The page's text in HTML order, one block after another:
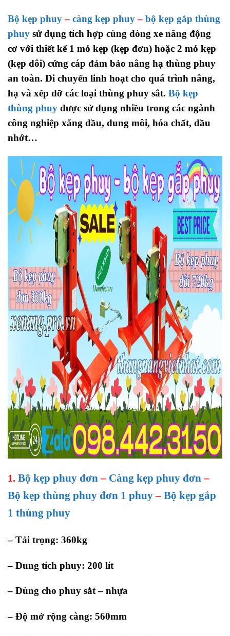
Bộ kẹp phuy – càng kẹp phuy – bộ kẹp gắp thùng
phuy sử dụng tích hợp cùng dòng xe nâng động
cơ với thiết kế 1 mỏ kẹp (kẹp đơn) hoặc 2 mỏ kẹp
(kẹp dôi) cứng cáp đảm bảo nâng hạ thùng phuy
an toàn. Di chuyển linh hoạt cho quá trình nâng,
hạ và xếp dỡ các loại thùng phuy sắt. Bộ kẹp
thùng phuy được sử dụng nhiều trong các ngành
công nghiệp xăng dầu, dung môi, hóa chất, dầu
nhớt…
1. Bộ kẹp phuy đơn – Càng kẹp phuy đơn –
Bộ kẹp thùng phuy đơn 1 phuy – Bộ kẹp gắp
1 thùng phuy
– Tải trọng: 360kg
– Dung tích phuy: 200 lít
– Dùng cho phuy sắt – nhựa
– Độ mở rộng càng: 560mm